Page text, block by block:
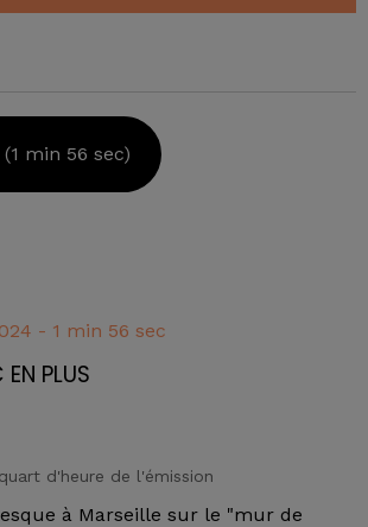
min 56 sec)
- 1 min 56 sec
PLUS
d'heure de l'émission
à Marseille sur le "mur de